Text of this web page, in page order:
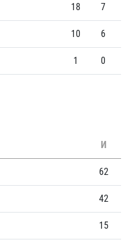
18 7
10 6
1 0
И
62
42
15